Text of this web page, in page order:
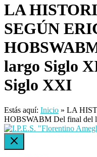
LA
SEGÚN
largo Siglo
Siglo XXI
Estás aquí: Inicio » LA
HOBSWABM Del final del